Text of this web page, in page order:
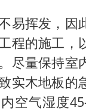
易挥发，因
程的施工，
尽量保持室
实木地板的
空气湿度